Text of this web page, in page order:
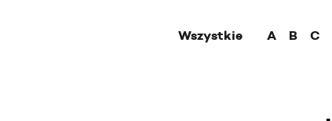
Wszystkie A B C